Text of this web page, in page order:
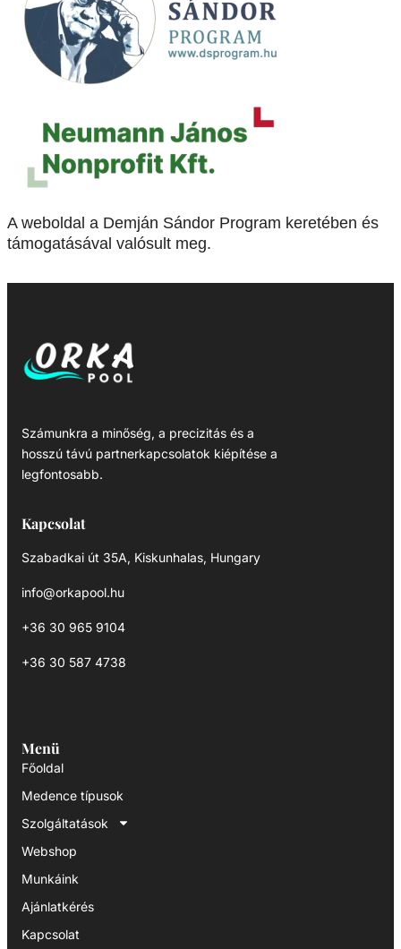
A weboldal a Demján Sándor Program keretében és
támogatásával valósult meg.
Számunkra a minőség, a precizitás és a
hosszú távú partnerkapcsolatok kiépítése a
legfontosabb.
Kapcsolat
Szabadkai út 35A, Kiskunhalas, Hungary
info@orkapool.hu
+36 30 965 9104
+36 30 587 4738
Menü
Főoldal
Medence típusok
Szolgáltatások
Webshop
Munkáink
Ajánlatkérés
Kapcsolat